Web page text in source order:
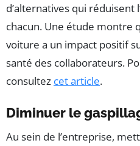
d’alternatives qui réduisent
chacun. Une étude montre
voiture a un impact positif
santé des collaborateurs.
consultez cet article.
Diminuer le
Au sein de l’entreprise,